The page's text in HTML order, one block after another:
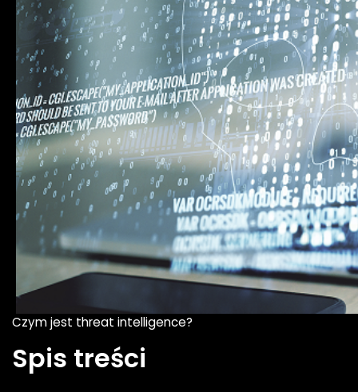
Czym jest threat intelligence?
Spis treści